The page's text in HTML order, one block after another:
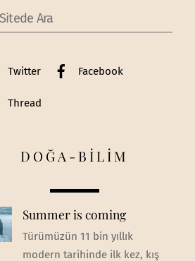
Twitter Facebook
Thread
DOĞA-BİLİM
Summer is coming
Türümüzün 11 bin yıllık
modern tarihinde ilk kez, kış